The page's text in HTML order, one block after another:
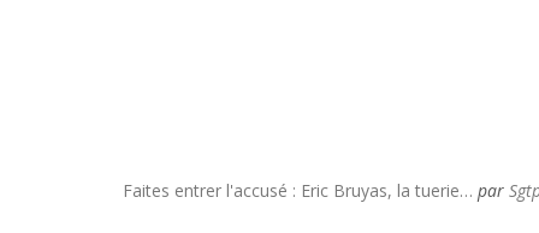
Faites entrer l'accusé : Eric Bruyas, la tuerie… par